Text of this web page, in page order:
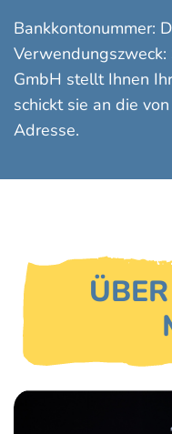
Bankkontonummer:
GmbH stellt Ihnen
schickt sie an die
Adresse.